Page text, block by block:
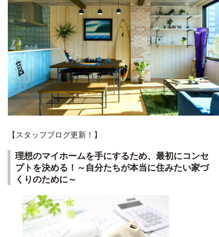
【スタッフブログ更新！】
理想のマイホームを手にするため、最初にコンセ
プトを決める！～自分たちが本当に住みたい家づ
くりのために～